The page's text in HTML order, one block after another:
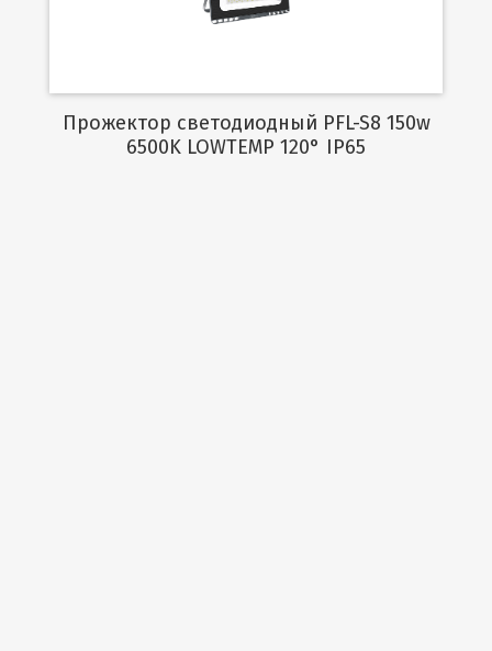
Прожектор светодиодный PFL-S8 150w
6500K LOWTEMP 120° IP65